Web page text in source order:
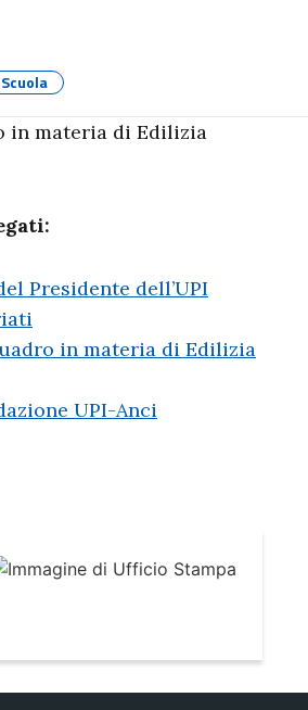
in materia di Edilizia
Presidente dell’UPI
in materia di Edilizia
UPI-Anci